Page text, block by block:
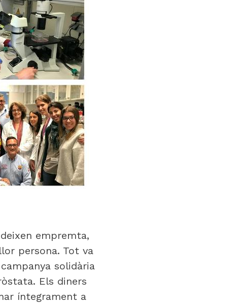
empremta,
persona. Tot va
solidària
Els diners
íntegrament a